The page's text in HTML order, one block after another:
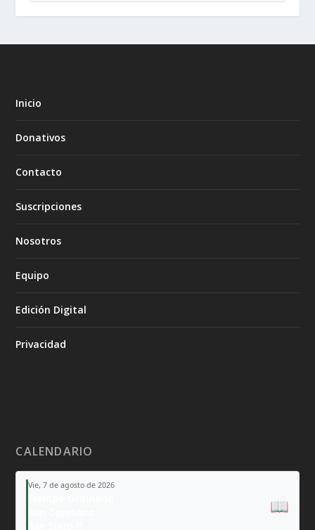
Inicio
Donativos
Contacto
Suscripciones
Nosotros
Equipo
Edición Digital
Privacidad
CALENDARIO
Vie, 7 de agosto de 2026
📖